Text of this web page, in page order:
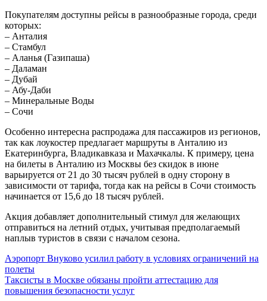
Покупателям доступны рейсы в разнообразные города, среди
которых:
– Анталия
– Стамбул
– Аланья (Газипаша)
– Даламан
– Дубай
– Абу-Даби
– Минеральные Воды
– Сочи
Особенно интересна распродажа для пассажиров из регионов,
так как лоукостер предлагает маршруты в Анталию из
Екатеринбурга, Владикавказа и Махачкалы. К примеру, цена
на билеты в Анталию из Москвы без скидок в июне
варьируется от 21 до 30 тысяч рублей в одну сторону в
зависимости от тарифа, тогда как на рейсы в Сочи стоимость
начинается от 15,6 до 18 тысяч рублей.
Акция добавляет дополнительный стимул для желающих
отправиться на летний отдых, учитывая предполагаемый
наплыв туристов в связи с началом сезона.
Навигация
по
записям
Аэропорт Внуково усилил работу в условиях ограничений на
полеты
Таксисты в Москве обязаны пройти аттестацию для
повышения безопасности услуг